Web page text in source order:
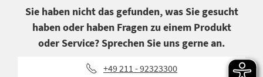
Sie haben nicht das gefunden, was Sie gesucht
haben oder haben Fragen zu einem Produkt
oder Service? Sprechen Sie uns gerne an.
+49 211 - 92323300